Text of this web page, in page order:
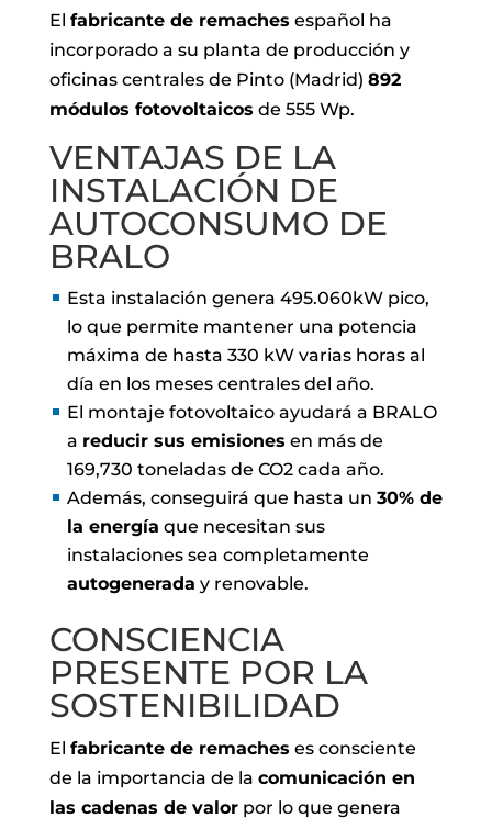
El fabricante de remaches español ha
incorporado a su planta de producción y
oficinas centrales de Pinto (Madrid) 892
módulos fotovoltaicos de 555 Wp.
VENTAJAS DE LA
INSTALACIÓN DE
AUTOCONSUMO DE
BRALO
Esta instalación genera 495.060kW pico,
lo que permite mantener una potencia
máxima de hasta 330 kW varias horas al
día en los meses centrales del año.
El montaje fotovoltaico ayudará a BRALO
a reducir sus emisiones en más de
169,730 toneladas de CO2 cada año.
Además, conseguirá que hasta un 30% de
la energía que necesitan sus
instalaciones sea completamente
autogenerada y renovable.
CONSCIENCIA
PRESENTE POR LA
SOSTENIBILIDAD
El fabricante de remaches es consciente
de la importancia de la comunicación en
las cadenas de valorpor lo que genera